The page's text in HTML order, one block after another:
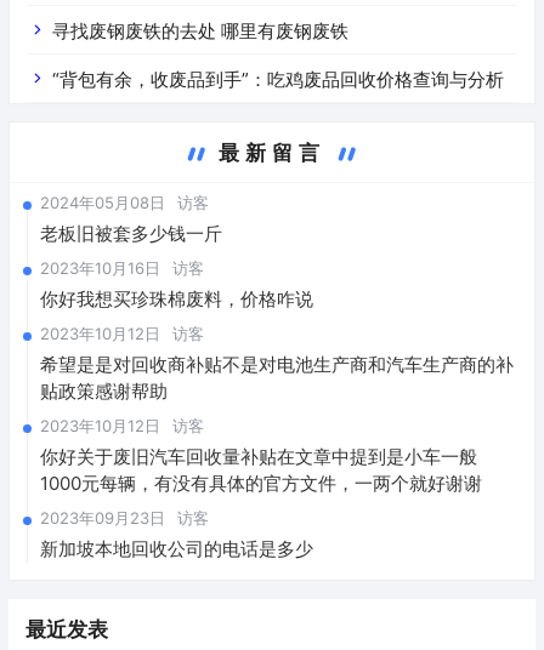
寻找废钢废铁的去处 哪里有废钢废铁
“背包有余，收废品到手”：吃鸡废品回收价格查询与分析
最新留言
2024年05月08日 访客
老板旧被套多少钱一斤
2023年10月16日 访客
你好我想买珍珠棉废料，价格咋说
2023年10月12日 访客
希望是是对回收商补贴不是对电池生产商和汽车生产商的补
贴政策感谢帮助
2023年10月12日 访客
你好关于废旧汽车回收量补贴在文章中提到是小车一般
1000元每辆，有没有具体的官方文件，一两个就好谢谢
2023年09月23日 访客
新加坡本地回收公司的电话是多少
最近发表